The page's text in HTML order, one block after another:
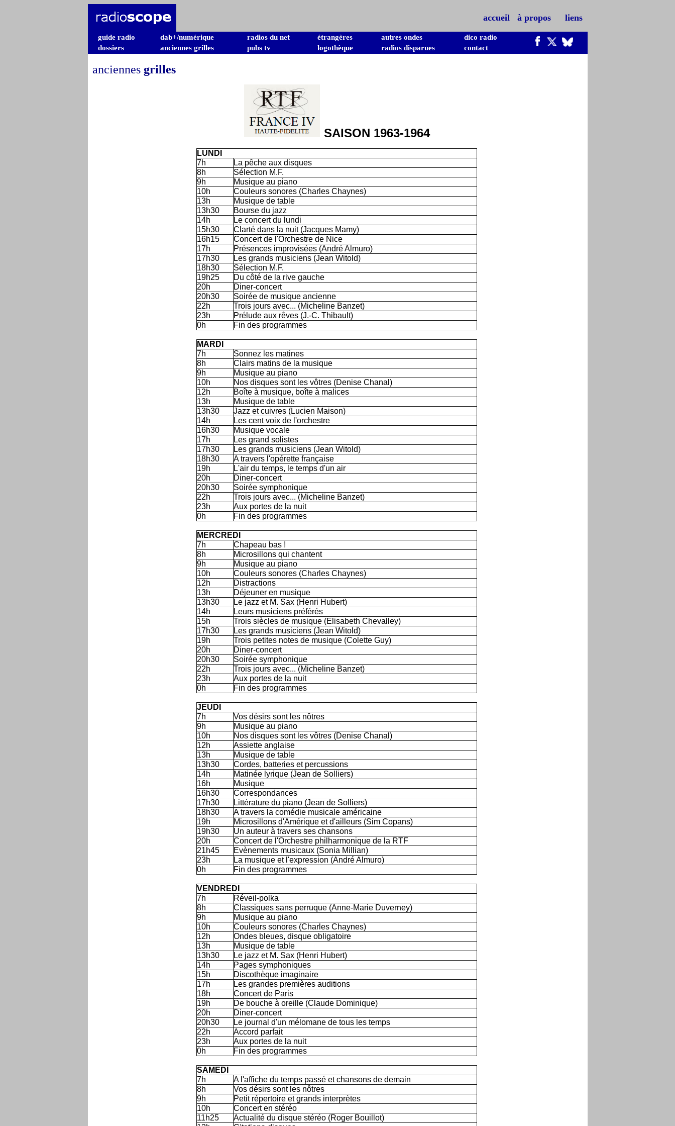
accueil à propos liens
guide radio dab+/numérique radios du net étrangères autres ondes
dico radio
dossiers
anciennes grilles pubs tv logothèque radios disparues contact
anciennes grilles
SAISON 1963-1964
LUNDI
7h
La pêche aux disques
8h
Sélection M.F.
9h
Musique au piano
10h
Couleurs sonores (Charles Chaynes)
13h
Musique de table
13h30
Bourse du jazz
14h
Le concert du lundi
15h30
Clarté dans la nuit (Jacques Mamy)
16h15
Concert de l'Orchestre de Nice
17h
Présences improvisées (André Almuro)
17h30
Les grands musiciens (Jean Witold)
18h30
Sélection M.F.
19h25
Du côté de la rive gauche
20h
Diner-concert
20h30
Soirée de musique ancienne
22h
Trois jours avec... (Micheline Banzet)
23h
Prélude aux rêves (J.-C. Thibault)
0h
Fin des programmes
MARDI
7h
Sonnez les matines
8h
Clairs matins de la musique
9h
Musique au piano
10h
Nos disques sont les vôtres (Denise Chanal)
12h
Boîte à musique, boîte à malices
13h
Musique de table
13h30
Jazz et cuivres (Lucien Maison)
14h
Les cent voix de l'orchestre
16h30
Musique vocale
17h
Les grand solistes
17h30
Les grands musiciens (Jean Witold)
18h30
A travers l'opérette française
19h
L'air du temps, le temps d'un air
20h
Diner-concert
20h30
Soirée symphonique
22h
Trois jours avec... (Micheline Banzet)
23h
Aux portes de la nuit
0h
Fin des programmes
MERCREDI
7h
Chapeau bas !
8h
Microsillons qui chantent
9h
Musique au piano
10h
Couleurs sonores (Charles Chaynes)
12h
Distractions
13h
Déjeuner en musique
13h30
Le jazz et M. Sax (Henri Hubert)
14h
Leurs musiciens préférés
15h
Trois siècles de musique (Elisabeth Chevalley)
17h30
Les grands musiciens (Jean Witold)
19h
Trois petites notes de musique (Colette Guy)
20h
Diner-concert
20h30
Soirée symphonique
22h
Trois jours avec... (Micheline Banzet)
23h
Aux portes de la nuit
0h
Fin des programmes
JEUDI
7h
Vos désirs sont les nôtres
9h
Musique au piano
10h
Nos disques sont les vôtres (Denise Chanal)
12h
Assiette anglaise
13h
Musique de table
13h30
Cordes, batteries et percussions
14h
Matinée lyrique (Jean de Solliers)
16h
Musique
16h30
Correspondances
17h30
Littérature du piano (Jean de Solliers)
18h30
A travers la comédie musicale américaine
19h
Microsillons d'Amérique et d'ailleurs (Sim Copans)
19h30
Un auteur à travers ses chansons
20h
Concert de l'Orchestre philharmonique de la RTF
21h45
Evènements musicaux (Sonia Millian)
23h
La musique et l'expression (André Almuro)
0h
Fin des programmes
VENDREDI
7h
Réveil-polka
8h
Classiques sans perruque (Anne-Marie Duverney)
9h
Musique au piano
10h
Couleurs sonores (Charles Chaynes)
12h
Ondes bleues, disque obligatoire
13h
Musique de table
13h30
Le jazz et M. Sax (Henri Hubert)
14h
Pages symphoniques
15h
Discothèque imaginaire
17h
Les grandes premières auditions
18h
Concert de Paris
19h
De bouche à oreille (Claude Dominique)
20h
Diner-concert
20h30
Le journal d'un mélomane de tous les temps
22h
Accord parfait
23h
Aux portes de la nuit
0h
Fin des programmes
SAMEDI
7h
A l'affiche du temps passé et chansons de demain
8h
Vos désirs sont les nôtres
9h
Petit répertoire et grands interprètes
10h
Concert en stéréo
11h25
Actualité du disque stéréo (Roger Bouillot)